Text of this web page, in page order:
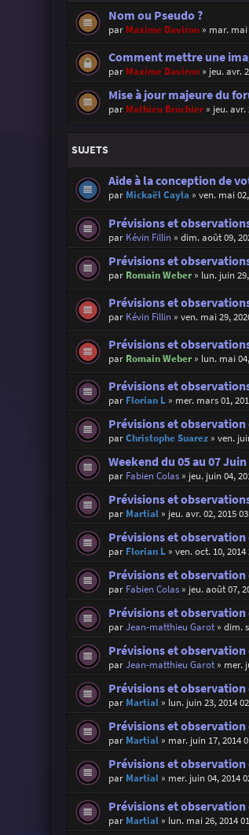
Nom ou Pseudo ?
par Maxime Daviron» mar. mai
Comment mettre une
par Maxime Daviron» jeu. avr.
Mise à jour majeure du
par Mathieu Brochier» jeu. avr.
SUJETS
Aide à la conception de
par Mickaël Cayla » ven. mai
Prévisions et
par Kévin Fillin» dim. août 09,
Prévisions et
par Romain Weber» lun. juin
Prévisions et
par Kévin Fillin» ven. mai 29,
Prévisions et
par Romain Weber» lun. mai
Prévisions et
par Florian L» mer. mars 01,
Prévisions et observation
parChristophe Suarez» ven.
Weekend du 05 au 07 Juin
par Fabien Colas» jeu. juin 04,
Prévisions et
par Martial» jeu. avr. 02, 2015
Prévisions et observation
par Florian L» ven. oct. 10, 2014
Prévisions et observation
par Fabien Colas» jeu. août 07,
Prévisions et observation
parJean-matthieu Garot» dim.
Prévisions et observation
parJean-matthieu Garot» mer.
Prévisions et observation
par Martial» lun. juin 23, 2014
Prévisions et observation
par Martial» mar. juin 17, 2014
Prévisions et observation
par Martial» mer. juin 04, 2014
Prévisions et observation
par Martial» lun. mai 26, 2014